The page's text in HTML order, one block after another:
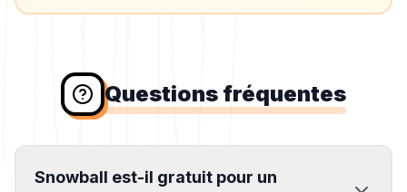
Questions fréquentes
Snowball est-il gratuit pour un